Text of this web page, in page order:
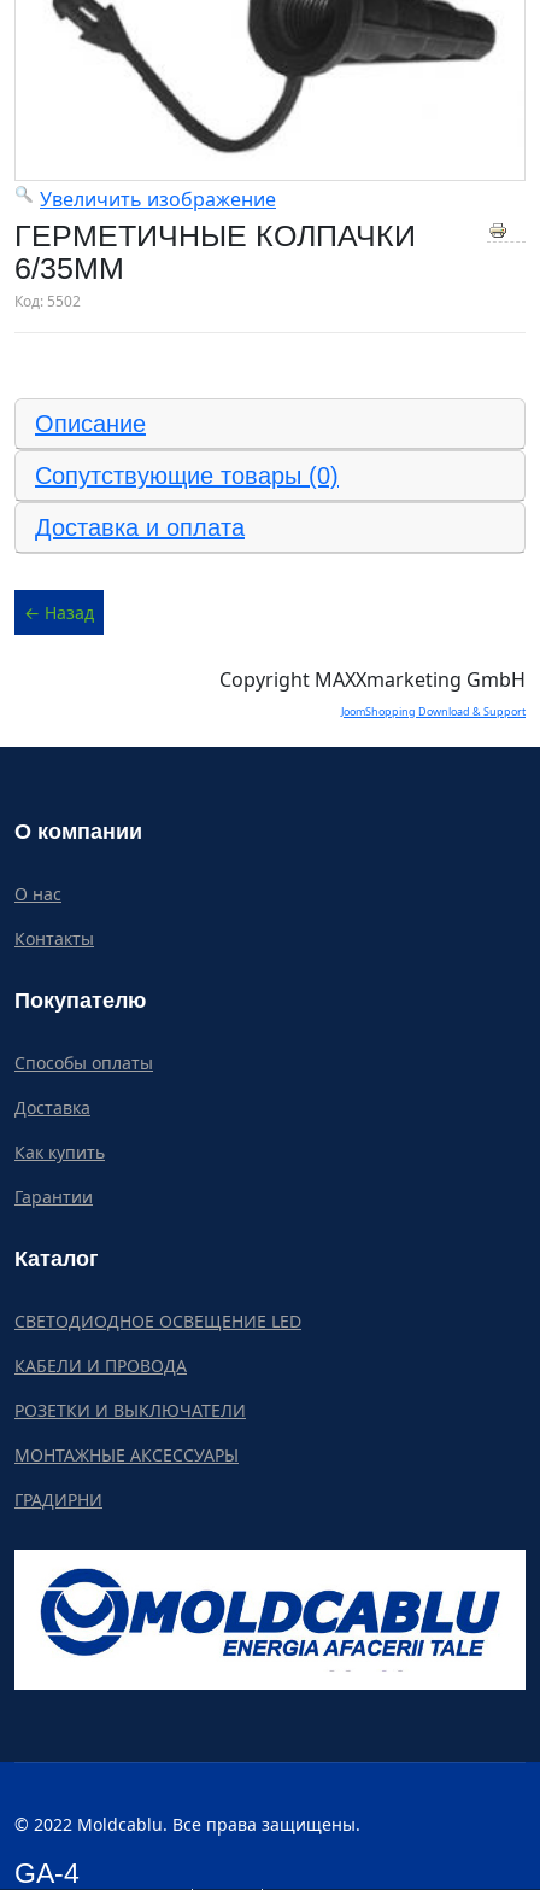
Увеличить изображение
ГЕРМЕТИЧНЫЕ КОЛПАЧКИ
6/35ММ
Код: 5502
Описание
Сопутствующие товары (0)
Доставка и оплата
Copyright MAXXmarketing GmbH
JoomShopping Download & Support
О компании
О нас
Контакты
Покупателю
Способы оплаты
Доставка
Как купить
Гарантии
Каталог
СВЕТОДИОДНОЕ ОСВЕЩЕНИЕ LED
КАБЕЛИ И ПРОВОДА
РОЗЕТКИ И ВЫКЛЮЧАТЕЛИ
МОНТАЖНЫЕ АКСЕССУАРЫ
ГРАДИРНИ
© 2022 Moldcablu. Все права защищены.
GA-4